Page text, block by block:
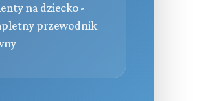
na dziecko -
przewodnik